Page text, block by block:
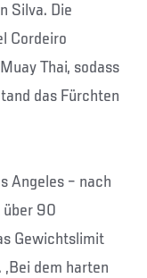
Silva. Die
Cordeiro
Thai, sodass
das Fürchten
Angeles – nach
über 90
Gewichtslimit
dem harten